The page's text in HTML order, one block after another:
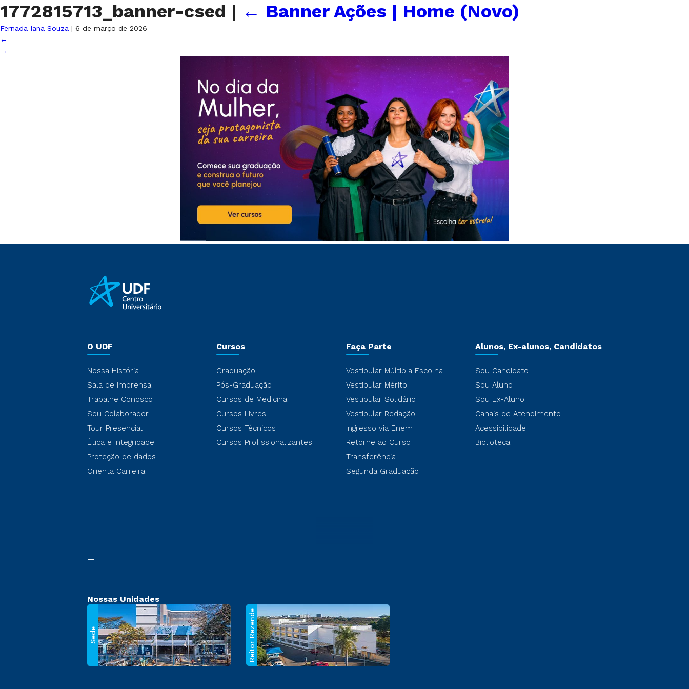
1772815713_banner-csed | ← Banner Ações | Home (Novo)
Fernada Iana Souza | 6 de março de 2026
←
→
O UDF
Nossa História
Sala de Imprensa
Trabalhe Conosco
Sou Colaborador
Tour Presencial
Ética e Integridade
Proteção de dados
Orienta Carreira
Cursos
Graduação
Pós-Graduação
Cursos de Medicina
Cursos Livres
Cursos Técnicos
Cursos Profissionalizantes
Faça Parte
Vestibular Múltipla Escolha
Vestibular Mérito
Vestibular Solidário
Vestibular Redação
Ingresso via Enem
Retorne ao Curso
Transferência
Segunda Graduação
Alunos, Ex-alunos, Candidatos
Sou Candidato
Sou Aluno
Sou Ex-Aluno
Canais de Atendimento
Acessibilidade
Biblioteca
Nossas Unidades
Sede Reitor Rezende